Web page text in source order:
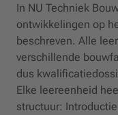
In NU Techniek
ontwikkelingen op
beschreven. Alle
verschillende
dus
Elke leereenheid
structuur: